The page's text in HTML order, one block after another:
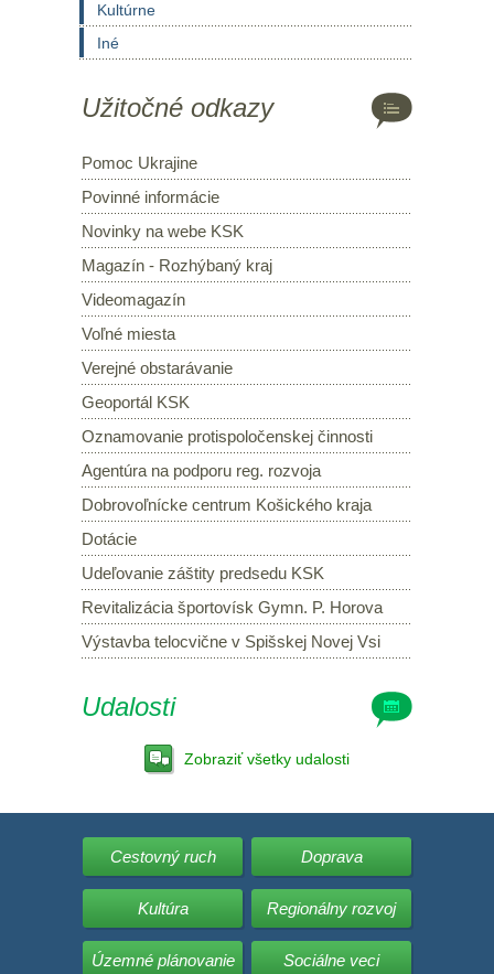
Kultúrne
Iné
Užitočné odkazy
Pomoc Ukrajine
Povinné informácie
Novinky na webe KSK
Magazín - Rozhýbaný kraj
Videomagazín
Voľné miesta
Verejné obstarávanie
Geoportál KSK
Oznamovanie protispoločenskej činnosti
Agentúra na podporu reg. rozvoja
Dobrovoľnícke centrum Košického kraja
Dotácie
Udeľovanie záštity predsedu KSK
Revitalizácia športovísk Gymn. P. Horova
Výstavba telocvične v Spišskej Novej Vsi
Udalosti
Zobraziť všetky udalosti
Cestovný ruch Doprava
Kultúra Regionálny rozvoj
Územné plánovanie Sociálne veci